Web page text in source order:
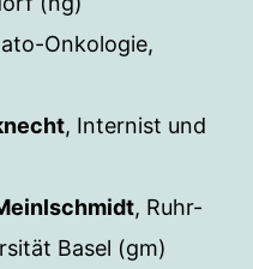
Onkologie,
, Internist und
, Ruhr-
Basel (gm)